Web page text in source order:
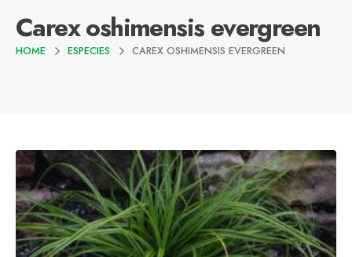
Carex oshimensis evergreen
HOME ESPECIES CAREX OSHIMENSIS EVERGREEN